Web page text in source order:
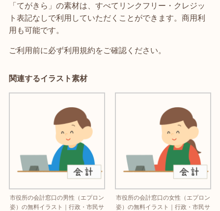
「てがきら」の素材は、すべてリンクフリー・クレジッ
ト表記なしで利用していただくことができます。商用利
用も可能です。
ご利用前に必ず利用規約をご確認ください。
関連するイラスト素材
市役所の会計窓口の男性（エプロン
姿）の無料イラスト｜行政・市民サ
市役所の会計窓口の女性（エプロン
姿）の無料イラスト｜行政・市民サ